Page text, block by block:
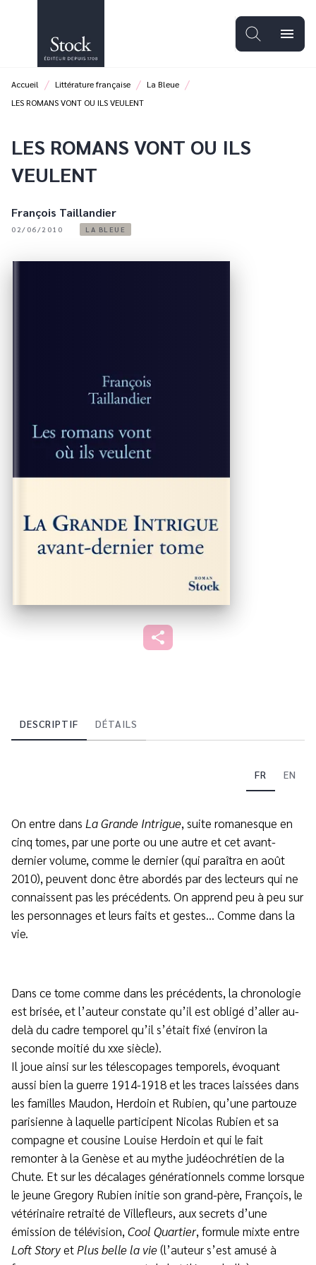
PIED DE PAGE
menu
Accueil / Littérature française / La Bleue /
LES ROMANS VONT OU ILS VEULENT
LES ROMANS VONT OU ILS
VEULENT
François Taillandier
02/06/2010 LA BLEUE
DESCRIPTIF DÉTAILS
FR EN
On entre dans La Grande Intrigue, suite romanesque en
cinq tomes, par une porte ou une autre et cet avant-
dernier volume, comme le dernier (qui paraîtra en août
2010), peuvent donc être abordés par des lecteurs qui ne
connaissent pas les précédents. On apprend peu à peu sur
les personnages et leurs faits et gestes… Comme dans la
vie.
Dans ce tome comme dans les précédents, la chronologie
est brisée, et l’auteur constate qu’il est obligé d’aller au-
delà du cadre temporel qu’il s’était fixé (environ la
seconde moitié du xxe siècle).
Il joue ainsi sur les télescopages temporels, évoquant
aussi bien la guerre 1914-1918 et les traces laissées dans
les familles Maudon, Herdoin et Rubien, qu’une partouze
parisienne à laquelle participent Nicolas Rubien et sa
compagne et cousine Louise Herdoin et qui le fait
remonter à la Genèse et au mythe judéochrétien de la
Chute. Et sur les décalages générationnels comme lorsque
le jeune Gregory Rubien initie son grand-père, François, le
vétérinaire retraité de Villefleurs, aux secrets d’une
émission de télévision, Cool Quartier, formule mixte entre
Loft Storyet Plus belle la vie(l’auteur s’est amusé à